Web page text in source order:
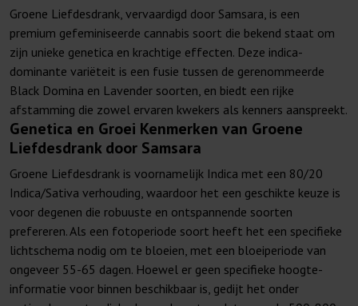
Groene Liefdesdrank, vervaardigd door Samsara, is een
premium gefeminiseerde cannabis soort die bekend staat om
zijn unieke genetica en krachtige effecten. Deze indica-
dominante variëteit is een fusie tussen de gerenommeerde
Black Domina en Lavender soorten, en biedt een rijke
afstamming die zowel ervaren kwekers als kenners aanspreekt.
Genetica en Groei Kenmerken van Groene
Liefdesdrank door Samsara
Groene Liefdesdrank is voornamelijk Indica met een 80/20
Indica/Sativa verhouding, waardoor het een geschikte keuze is
voor degenen die robuuste en ontspannende soorten
prefereren. Als een fotoperiode soort heeft het een specifieke
lichtschema nodig om te bloeien, met een bloeiperiode van
ongeveer 55-65 dagen. Hoewel er geen specifieke hoogte-
informatie voor binnen beschikbaar is, gedijt het onder